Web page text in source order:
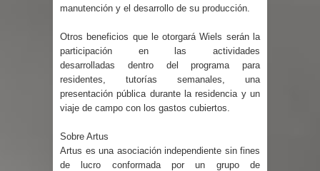
manutención y el desarrollo de su producción.
Otros beneficios que le otorgará Wiels serán la
participación en las actividades
desarrolladas dentro del programa para
residentes, tutorías semanales, una
presentación pública durante la residencia y un
viaje de campo con los gastos cubiertos.
Sobre Artus
Artus es una asociación independiente sin fines
de lucro conformada por un grupo de